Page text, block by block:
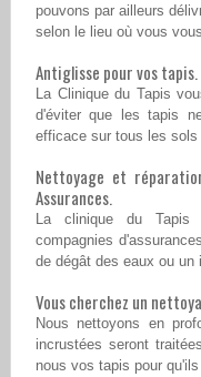
pouvons par ailleurs
selon le lieu où vous
Antiglisse pour vos tapis.
La Clinique du Tapis
d'éviter que les tapis
efficace sur tous les
Nettoyage et
Assurances.
La clinique du
compagnies
de dégât des eaux ou un
Vous cherchez un
Nous nettoyons en
incrustées seront
nous vos tapis pour